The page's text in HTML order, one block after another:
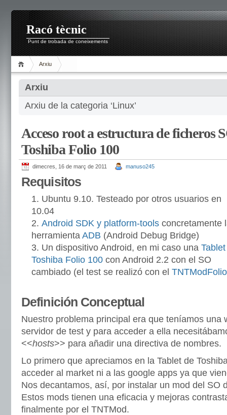
Racó tècnic
Punt de trobada de coneixements
Arxiu
Arxiu
Arxiu de la categoria ‘Linux’
Acceso root a estructura de ficheros
Toshiba Folio 100
dimecres, 16 de març de 2011 manuso245
Requisitos
Ubuntu 9.10. Testeado por otros usuarios en
10.04
Android SDK y platform-tools concretamente
herramienta ADB (Android Debug Bridge)
Un dispositivo Android, en mi caso una Tablet
Toshiba Folio 100 con Android 2.2 con el SO
cambiado (el test se realizó con el
Definición Conceptual
Nuestro problema principal era que teníamos una
servidor de test y para acceder a ella
<<hosts>> para añadir una directiva de nombres.
Lo primero que apreciamos en la Tablet de
acceder al market ni a las google apps ya que
Nos decantamos, así, por instalar un mod del SO
Estos mods tienen una eficacia y mejoras
finalmente por el TNTMod.